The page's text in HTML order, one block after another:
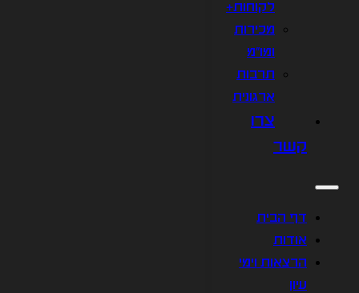
לקוחות+
מכירות
ומו"מ
תרבות
ארגונית
צרו
קשר
דף הבית
אודות
הרצאות וימי
עיון